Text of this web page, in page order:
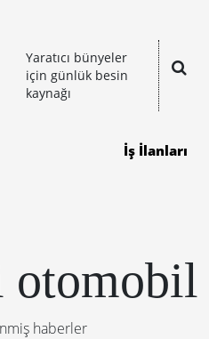
Yaratıcı bünyeler
için günlük besin
kaynağı
İş İlanları
haberler